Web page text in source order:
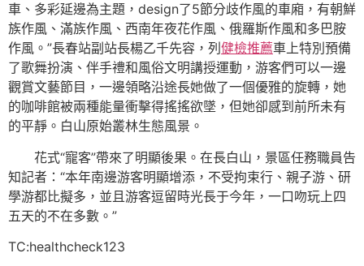
車、多彩延邊為主題，design了5節分歧作風的車廂，有朝鮮
族作風、滿族作風、西南年夜花作風、俄羅斯作風和多巴胺
作風。”長春站副站長楊乙千先容，列 健檢推薦車上特別預備
了歌舞扮演、伴手禮和風俗文明講授運動，游客們可以一邊
觀賞文藝節目，一邊領略沿途長她做了一個優雅的旋轉，她
的咖啡館被兩種能量衝擊得搖搖欲墜，但她卻感到前所未有
的平靜。白山原始叢林生態風景。
花式“寵客”帶來了明顯後果。在長白山，景區任務職員告
知記者：“本年南邊游客明顯增添，不受拘束行、親子游、研
學游都比擬多，並且游客逗留時光長于今年，一口吻玩上四
五天的不在多數。”
TC:healthcheck123